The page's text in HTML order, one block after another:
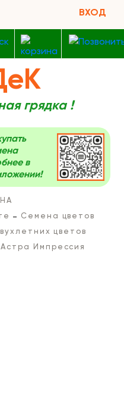
ВХОД
грядка !
в
Семена цветов
цветов
Импрессия